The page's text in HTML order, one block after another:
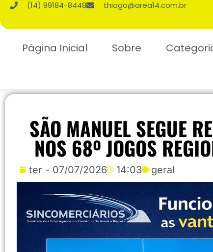
(14) 99184-8448 thiago@area14.com.br
Página Inicial Sobre
SÃO MANUEL SEGUE
NOS 68º JOGOS
ter - 07/07/2026 14:03 geral